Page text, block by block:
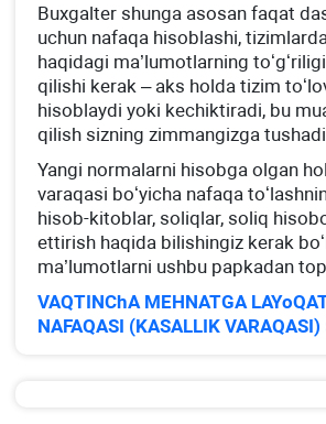
Buхgalter shunga asosan faqat
uchun nafaqa hisoblashi,
haqidagi ma’lumotlarning
qilishi kerak – aks holda tizim
hisoblaydi yoki kechiktiradi, bu
qilish sizning zimmangizga
Yangi normalarni hisobga olgan
varaqasi boʻyicha nafaqa
hisob-kitoblar, soliqlar, soliq
ettirish haqida bilishingiz kerak
ma’lumotlarni ushbu papkadan
VAQTINChA MEHNATGA
NAFAQASI (KASALLIK VARAQASI)